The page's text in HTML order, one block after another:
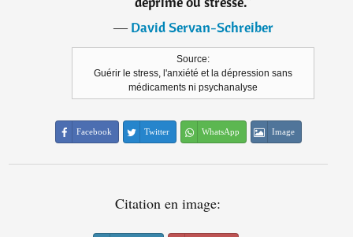
―David Servan-Schreiber
Source:
Guérir le stress, l'anxiété et la dépression sans
médicaments ni psychanalyse
Facebook Twitter WhatsApp Image
Citation en image: